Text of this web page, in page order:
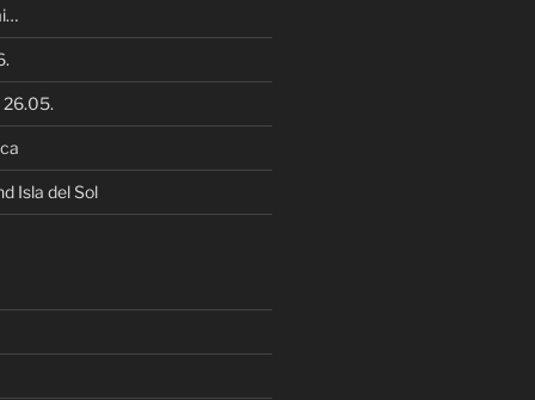
26.05.
Isla del Sol